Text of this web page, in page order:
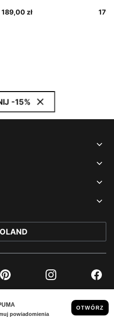
189,00 zł
-15%
Pinterest Instagram
WSZYSTKIE PRAWA ZASTRZEŻONE
NADRUK FIRMOWY I DANE PRAWNE